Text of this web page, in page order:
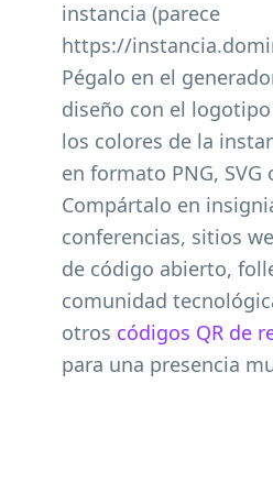
instancia (parece
https://
Pégalo en el
diseño con el
los colores de la
en formato PNG, SVG
Compártalo en
conferencias, sitios
de código abierto,
comunidad
otros códigos QR de
para una presencia